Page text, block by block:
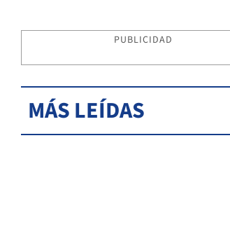
PUBLICIDAD
MÁS LEÍDAS